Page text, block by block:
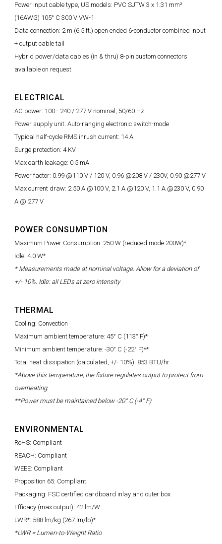
Power input cable type, US models: PVC SJTW 3 x 1.31 mm²
(16AWG) 105° C 300 V VW-1
Data connection: 2 m (6.5 ft.) open ended 6-conductor combined input
+ output cable tail
Hybrid power/data cables (in & thru) 8-pin custom connectors
available on request
ELECTRICAL
AC power: 100 - 240 / 277 V nominal, 50/60 Hz
Power supply unit: Auto-ranging electronic switch-mode
Typical half-cycle RMS inrush current: 14 A
Surge protection: 4 KV
Max earth leakage: 0.5 mA
Power factor: 0.99 @110 V / 120 V, 0.96 @208 V / 230V, 0.90 @277 V
Max current draw: 2.50 A @100 V, 2.1 A @120 V, 1.1 A @230 V, 0.90
A @ 277 V
POWER CONSUMPTION
Maximum Power Consumption: 250 W (reduced mode 200W)*
Idle: 4.0 W*
* Measurements made at nominal voltage. Allow for a deviation of
+/- 10%. Idle: all LEDs at zero intensity
THERMAL
Cooling: Convection
Maximum ambient temperature: 45° C (113° F)*
Minimum ambient temperature: -30° C (-22° F)**
Total heat dissipation (calculated, +/- 10%): 853 BTU/hr
*Above this temperature, the fixture regulates output to protect from
overheating.
**Power must be maintained below -20° C (-4° F)
ENVIRONMENTAL
RoHS: Compliant
REACH: Compliant
WEEE: Compliant
Proposition 65: Compliant
Packaging: FSC certified cardboard inlay and outer box
Efficacy (max output): 42 lm/W
LWR*: 588 lm/kg (267 lm/lb)*
*LWR = Lumen-to-Weight Ratio